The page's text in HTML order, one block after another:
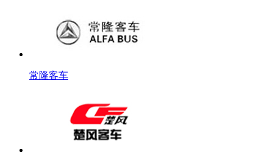
常隆客车